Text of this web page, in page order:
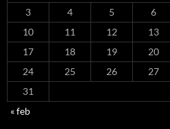
3
4 5 6
10
11 12 13
17
18 19 20
24
25 26 27
31
« feb